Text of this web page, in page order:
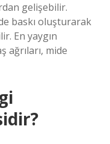
gelişebilir.
baskı oluşturarak
En yaygın
ağrıları, mide